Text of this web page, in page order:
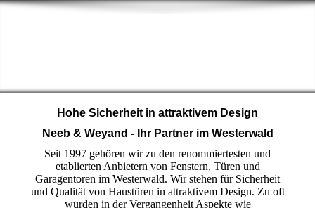
Hohe Sicherheit in attraktivem Design
Neeb & Weyand - Ihr Partner im Westerwald
Seit 1997 gehören wir zu den renommiertesten und
etablierten Anbietern von Fenstern, Türen und
Garagentoren im Westerwald. Wir stehen für Sicherheit
und Qualität von Haustüren in attraktivem Design. Zu oft
wurden in der Vergangenheit Aspekte wie